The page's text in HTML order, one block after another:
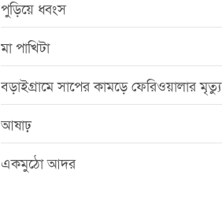
পুড়িয়ে ধ্বংস
মা পাখিটা
বড়াইগ্রামে সাপের কামড়ে ফেরিওয়ালার মৃত্যু
আষাঢ়
একমুঠো আদর